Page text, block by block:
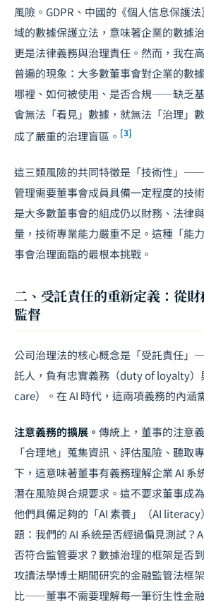
風險。GDPR、中國的《個人信息保護
域的數據保護立法，意味著企業的數據
更是法律義務與治理責任。然而，我在
普遍的現象：大多數董事會對企業的
哪裡、如何被使用、是否合規——缺乏
會無法「看見」數據，就無法「治理」
成了嚴重的治理盲區。 [3]
這三類風險的共同特徵是「技術性」
管理需要董事會成員具備一定程度的技
是大多數董事會的組成仍以財務、法律
量，技術專業能力嚴重不足。這種「能
事會治理面臨的最根本挑戰。
二、受託責任的重新定義：從
監督
公司治理法的核心概念是「受託責任
託人，負有忠實義務（duty of loyalty
care）。在 AI 時代，這兩項義務的內涵
注意義務的擴展。 傳統上，董事的注意
「合理地」蒐集資訊、評估風險、聽取
下，這意味著董事有義務理解企業 AI 系
潛在風險與合規要求。這不要求董事成
他們具備足夠的「AI 素養」（AI
題：我們的 AI 系統是否經過偏見測試？
否符合監管要求？數據治理的框架是否
攻讀法學博士期間研究的金融監管法框
比——董事不需要理解每一筆衍生性金